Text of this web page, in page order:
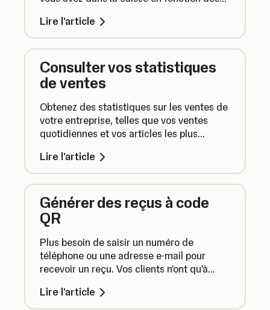
Lire l'article
Consulter vos statistiques
de ventes
Obtenez des statistiques sur les ventes de
votre entreprise, telles que vos ventes
quotidiennes et vos articles les plus
Lire l'article
Générer des reçus à code
QR
Plus besoin de saisir un numéro de
téléphone ou une adresse e-mail pour
recevoir un reçu. Vos clients n'ont qu'à
reçu.
Lire l'article